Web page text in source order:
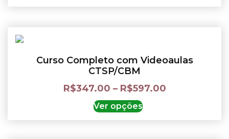
Curso Completo com Videoaulas
CTSP/CBM
R$347.00 – R$597.00
Ver opções